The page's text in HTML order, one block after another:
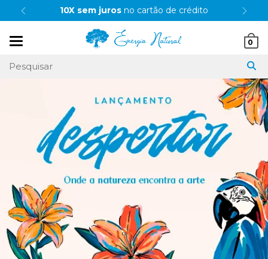
10X sem juros no cartão de crédito
0